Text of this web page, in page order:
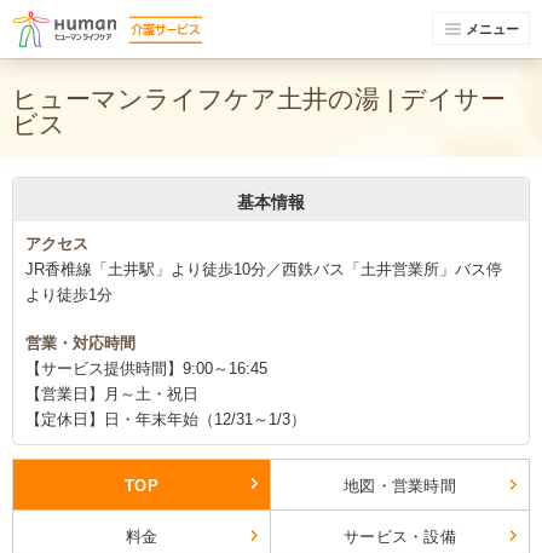
メニュー
ヒューマンライフケア土井の湯 | デイサー
ビス
基本情報
アクセス
JR香椎線「土井駅」より徒歩10分／西鉄バス「土井営業所」バス停
より徒歩1分
営業・対応時間
【サービス提供時間】9:00～16:45
【営業日】月～土・祝日
【定休日】日・年末年始（12/31～1/3）
TOP 地図・営業時間
料金 サービス・設備